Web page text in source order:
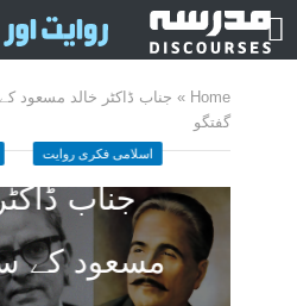
Home
» جناب ڈاکٹر خالد مسعود
گفتگو
اسلامی فکری روایت
جناب
مسعود کے